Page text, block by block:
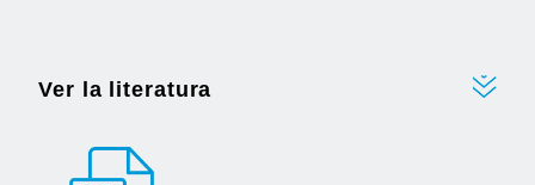
Ver la literatura